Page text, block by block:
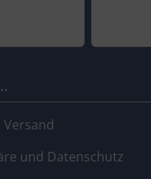
und Datenschutz